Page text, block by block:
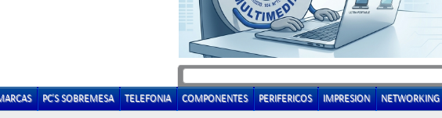
PC'S SOBREMESA TELEFONIA COMPONENTES PERIFERICOS IMPRESION NETWORKING